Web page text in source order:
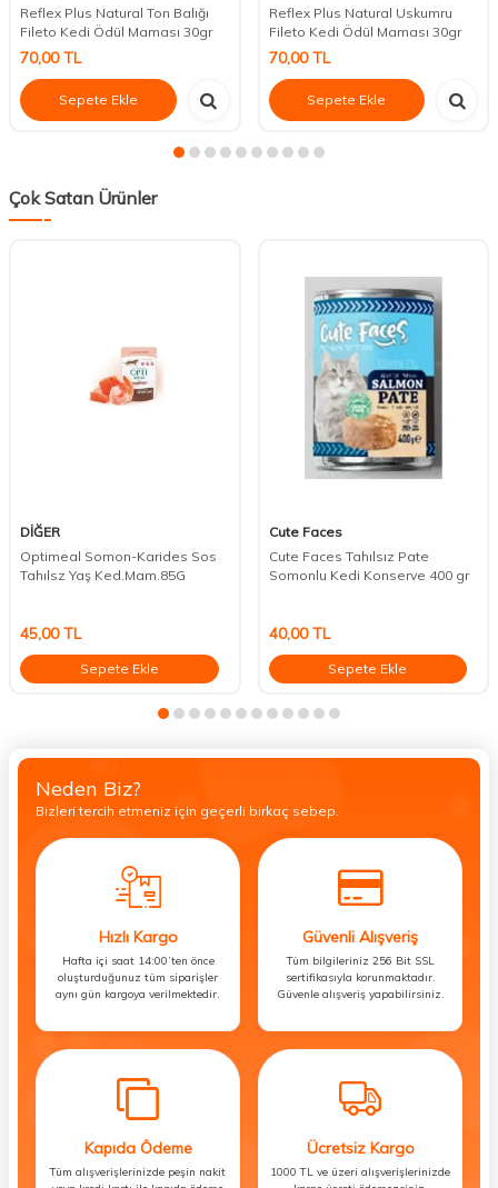
Reflex Plus Natural Ton Balığı
Fileto Kedi Ödül Maması 30gr
70,00TL
Sepete Ekle
Reflex Plus Natural Uskumru
Fileto Kedi Ödül Maması 30gr
70,00TL
Sepete Ekle
Çok Satan Ürünler
DİĞER
Optimeal Somon-Karides Sos
Tahılsz Yaş Ked.Mam.85G
45,00TL
Sepete Ekle
Cute Faces
Cute Faces Tahılsız Pate
Somonlu Kedi Konserve 400 gr
40,00TL
Sepete Ekle
Neden Biz?
Bizleri tercih etmeniz için geçerli birkaç sebep.
Hızlı Kargo
Hafta içi saat 14:00’ten önce
oluşturduğunuz tüm siparişler
aynı gün kargoya verilmektedir.
Güvenli Alışveriş
Tüm bilgileriniz 256 Bit SSL
sertifikasıyla korunmaktadır.
Güvenle alışveriş yapabilirsiniz.
Kapıda Ödeme
Tüm alışverişlerinizde peşin nakit
Ücretsiz Kargo
1000 TL ve üzeri alışverişlerinizde